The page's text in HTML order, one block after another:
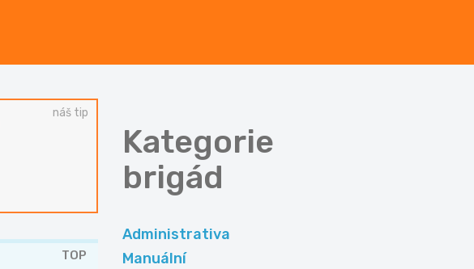
náš tip
TOP
Kategorie
brigád
Administrativa
Manuální